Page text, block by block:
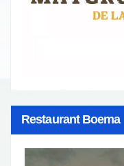
Restaurant Boema